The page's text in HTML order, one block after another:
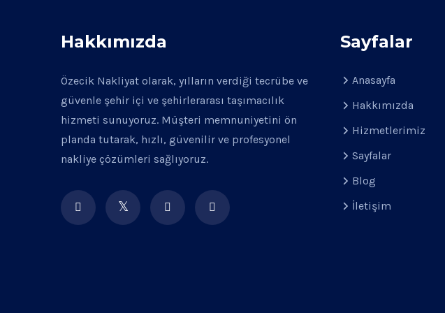
Hakkımızda
Özecik Nakliyat olarak, yılların verdiği tecrübe ve
güvenle şehir içi ve şehirlerarası taşımacılık
hizmeti sunuyoruz. Müşteri memnuniyetini ön
planda tutarak, hızlı, güvenilir ve profesyonel
nakliye çözümleri sağlıyoruz.
Sayfalar
Anasayfa
Hakkımızda
Hizmetlerimiz
Sayfalar
Blog
İletişim